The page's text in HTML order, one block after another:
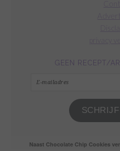
GEEN RECEPT/
Naast Chocolate Chip Cookies